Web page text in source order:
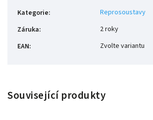
Kategorie:
Reprosoustavy
Záruka:
2 roky
EAN: Zvolte variantu
Související produkty